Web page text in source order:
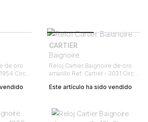
de oro
Circa
CARTIER
Baignoire
Reloj Cartier Baignoire de oro
amarillo Ref: Cartier - 3031 Circa
Este artículo ha sido vendido